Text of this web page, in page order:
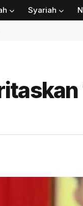
Syariah